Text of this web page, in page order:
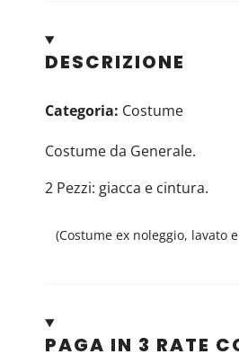
DESCRIZIONE
Categoria: Costume
Costume da Generale.
2 Pezzi: giacca e cintura.
(Costume ex noleggio, lavato
PAGA IN 3 RATE